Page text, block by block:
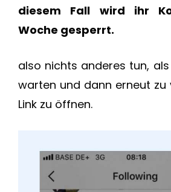
diesem Fall wird ihr
Woche gesperrt.
also nichts anderes tun,
warten und dann erneut zu
Link zu öffnen.